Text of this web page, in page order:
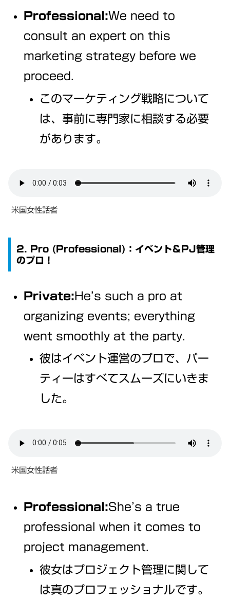
Professional:We need to
consult an expert on this
marketing strategy before we
proceed.
このマーケティング戦略について
は、事前に専門家に相談する必要
があります。
米国女性話者
2. Pro (Professional)：イベント＆PJ管理
のプロ！
Private:He’s such a pro at
organizing events; everything
went smoothly at the party.
彼はイベント運営のプロで、パー
ティーはすべてスムーズにいきま
した。
米国女性話者
Professional:She’s a true
professional when it comes to
project management.
彼女はプロジェクト管理に関して
は真のプロフェッショナルです。